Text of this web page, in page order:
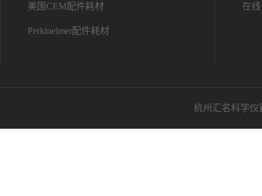
美国CEM配件耗材
Perkinelmer配件耗材
在
杭州汇名科学仪